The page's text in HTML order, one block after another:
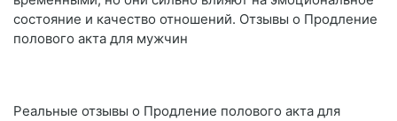
состояние и качество отношений. Отзывы о Продление
полового акта для мужчин
Реальные отзывы о Продление полового акта для